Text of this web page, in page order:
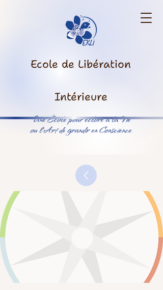
Ecole de Libération
Intérieure
Une École pour éclore à la Vie
ou l’Art de grandir en Conscience